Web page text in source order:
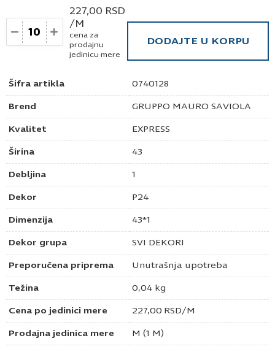
Šifra artikla 0740128
Brend GRUPPO MAURO SAVIOLA
Kvalitet EXPRESS
Širina 43
Debljina 1
Dekor P24
Dimenzija 43*1
Dekor grupa SVI DEKORI
Preporučena priprema Unutrašnja upotreba
Težina 0,04 kg
Cena po jedinici mere 227,00 RSD/M
Prodajna jedinica mere M (1 M)
Količina
227,00 RSD
/M
cena za
prodajnu
jedinicu mere
DODAJTE U KORPU